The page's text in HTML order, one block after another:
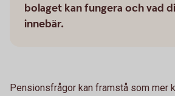
bolaget kan fungera och vad
innebär.
Pensionsfrågor kan framstå som mer